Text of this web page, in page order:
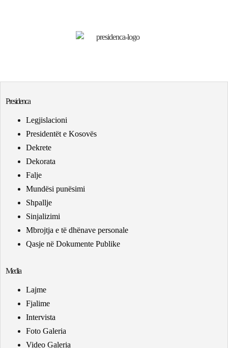
Presidenca
Legjislacioni
Presidentët e Kosovës
Dekrete
Dekorata
Falje
Mundësi punësimi
Shpallje
Sinjalizimi
Mbrojtja e të dhënave personale
Qasje në Dokumente Publike
Media
Lajme
Fjalime
Intervista
Foto Galeria
Video Galeria